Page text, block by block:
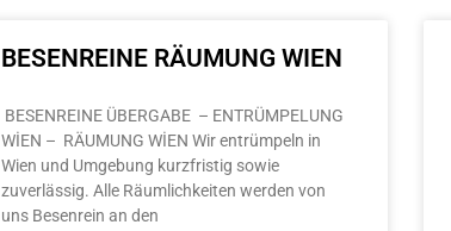
BESENREINE RÄUMUNG WIEN
BESENREINE ÜBERGABE – ENTRÜMPELUNG
WİEN – RÄUMUNG WİEN Wir entrümpeln in
Wien und Umgebung kurzfristig sowie
zuverlässig. Alle Räumlichkeiten werden von
uns Besenrein an den